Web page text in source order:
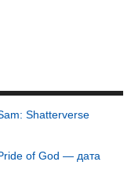
Shatterverse
of God — дата